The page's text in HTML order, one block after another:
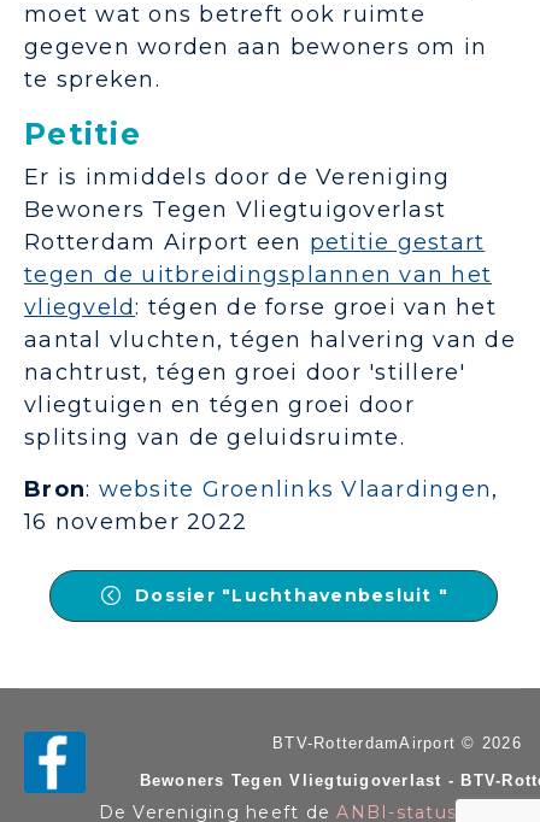
moet wat ons betreft ook ruimte
gegeven worden aan bewoners om in
te spreken.
Petitie
Er is inmiddels door de Vereniging
Bewoners Tegen Vliegtuigoverlast
Rotterdam Airport een petitie gestart
tegen de uitbreidingsplannen van het
vliegveld: tégen de forse groei van het
aantal vluchten, tégen halvering van de
nachtrust, tégen groei door 'stillere'
vliegtuigen en tégen groei door
splitsing van de geluidsruimte.
Bron: website Groenlinks Vlaardingen,
16 november 2022
Dossier "Luchthavenbesluit "
BTV-RotterdamAirport © 2026
Bewoners Tegen Vliegtuigoverlast - BTV-
De Vereniging heeft deANBI-status